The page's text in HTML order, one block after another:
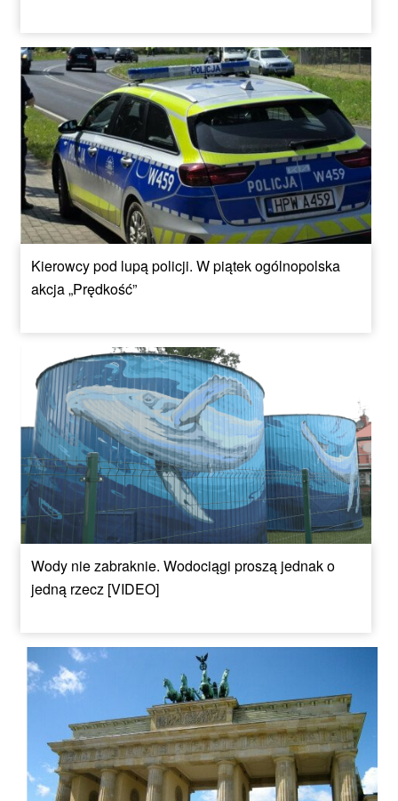
Kierowcy pod lupą policji. W piątek ogólnopolska
akcja „Prędkość”
Wody nie zabraknie. Wodociągi proszą jednak o
jedną rzecz [VIDEO]